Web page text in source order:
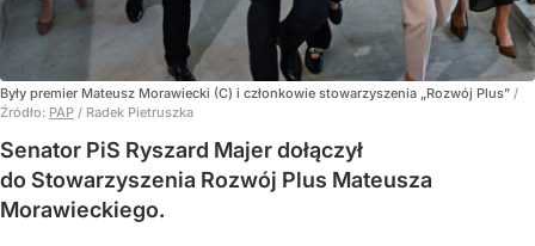
Były premier Mateusz Morawiecki (C) i członkowie stowarzyszenia „Rozwój Plus” /
Źródło: PAP / Radek Pietruszka
Senator PiS Ryszard Majer dołączył
do Stowarzyszenia Rozwój Plus Mateusza
Morawieckiego.